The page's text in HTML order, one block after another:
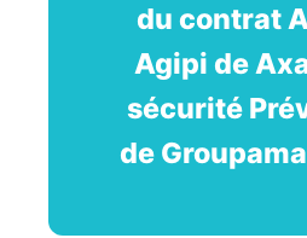
du contrat
Agipi de
sécurité
de